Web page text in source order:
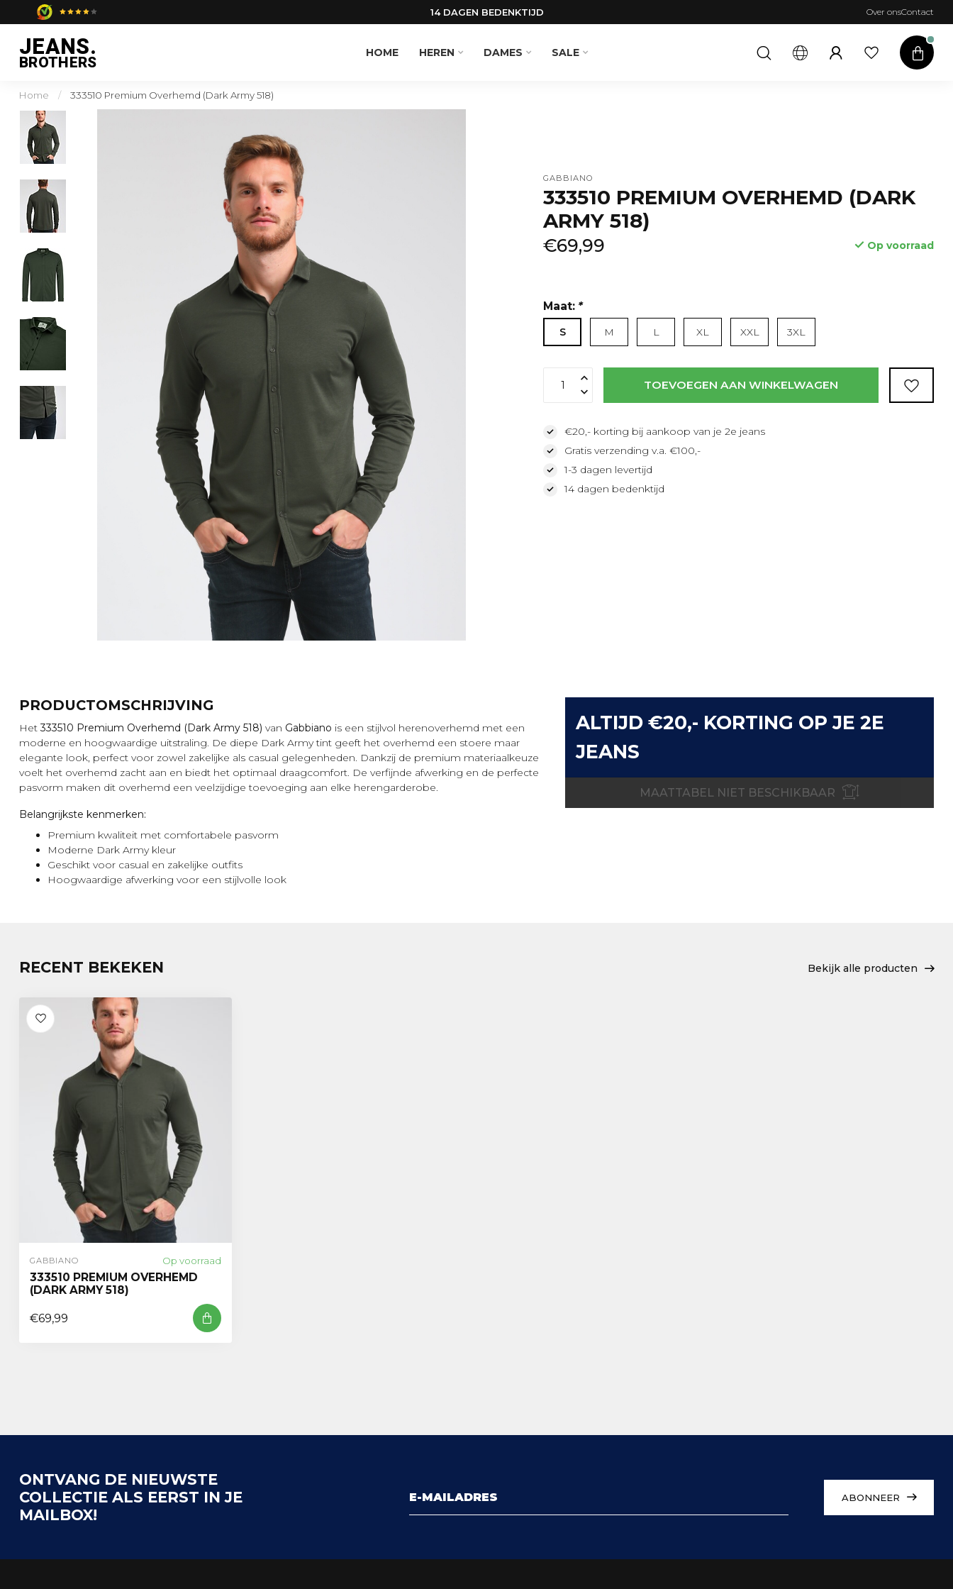
14 DAGEN BEDENKTIJD Over onsContact
JEANS.
BROTHERS HOME HEREN DAMES SALE
Home / 333510 Premium Overhemd (Dark Army 518)
GABBIANO
333510 PREMIUM OVERHEMD (DARK
ARMY 518)
€69,99 Op voorraad
Lees meer
Maat: *
S M L XL XXL 3XL
TOEVOEGEN AAN WINKELWAGEN
€20,- korting bij aankoop van je 2e jeans
Gratis verzending v.a. €100,-
1-3 dagen levertijd
14 dagen bedenktijd
PRODUCTOMSCHRIJVING
Het333510 Premium Overhemd (Dark Army 518) van Gabbiano is een stijlvol herenoverhemd met een
moderne en hoogwaardige uitstraling. De diepe Dark Army tint geeft het overhemd een stoere maar
elegante look, perfect voor zowel zakelijke als casual gelegenheden. Dankzij de premium materiaalkeuze
voelt het overhemd zacht aan en biedt het optimaal draagcomfort. De verfijnde afwerking en de perfecte
pasvorm maken dit overhemd een veelzijdige toevoeging aan elke herengarderobe.
Belangrijkste kenmerken:
Premium kwaliteit met comfortabele pasvorm
Moderne Dark Army kleur
Geschikt voor casual en zakelijke outfits
Hoogwaardige afwerking voor een stijlvolle look
ALTIJD €20,- KORTING OP JE 2E
JEANS
MAATTABEL NIET BESCHIKBAAR
RECENT BEKEKEN Bekijk alle producten
GABBIANO Op voorraad
333510 PREMIUM OVERHEMD
(DARK ARMY 518)
€69,99
ONTVANG DE NIEUWSTE
COLLECTIE ALS EERST IN JE
MAILBOX!
ABONNEER